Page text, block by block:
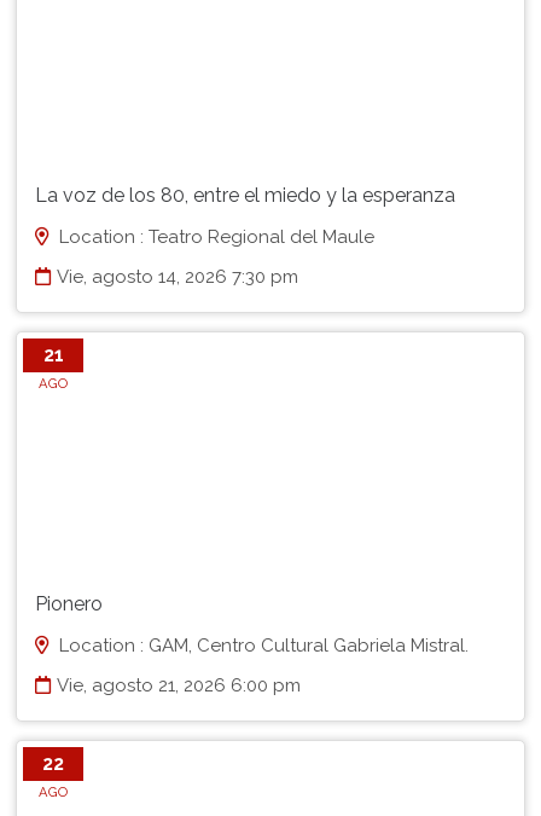
La voz de los 80, entre el miedo y la esperanza
Location : Teatro Regional del Maule
Vie, agosto 14, 2026 7:30 pm
21
AGO
Pionero
Location : GAM, Centro Cultural Gabriela Mistral.
Vie, agosto 21, 2026 6:00 pm
22
AGO